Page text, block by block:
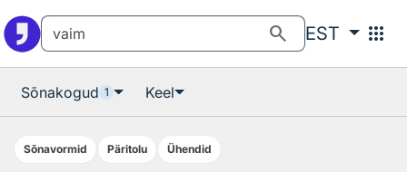
search EST apps
Sõnakogud 1 Keel
Sõnavormid Päritolu Ühendid